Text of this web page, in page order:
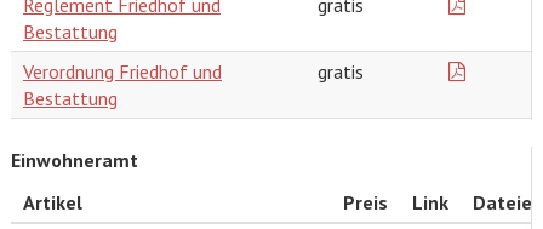
Reglement Friedhof und
Bestattung
gratis
Verordnung Friedhof und
Bestattung
gratis
Einwohneramt
Artikel
Preis Link
Dateien